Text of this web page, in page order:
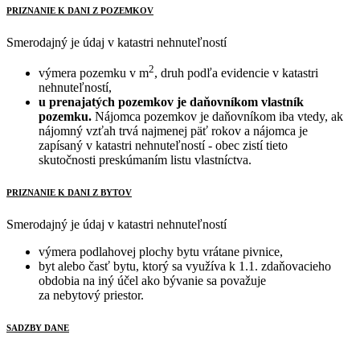
PRIZNANIE K DANI Z POZEMKOV
Smerodajný je údaj v katastri nehnuteľností
výmera pozemku v m2, druh podľa evidencie v katastri
nehnuteľností,
u prenajatých pozemkov je daňovníkom vlastník
pozemku. Nájomca pozemkov je daňovníkom iba vtedy, ak
nájomný vzťah trvá najmenej päť rokov a nájomca je
zapísaný v katastri nehnuteľností - obec zistí tieto
skutočnosti preskúmaním listu vlastníctva.
PRIZNANIE K DANI Z BYTOV
Smerodajný je údaj v katastri nehnuteľností
výmera podlahovej plochy bytu vrátane pivnice,
byt alebo časť bytu, ktorý sa využíva k 1.1. zdaňovacieho
obdobia na iný účel ako bývanie sa považuje
za nebytový priestor.
SADZBY DANE